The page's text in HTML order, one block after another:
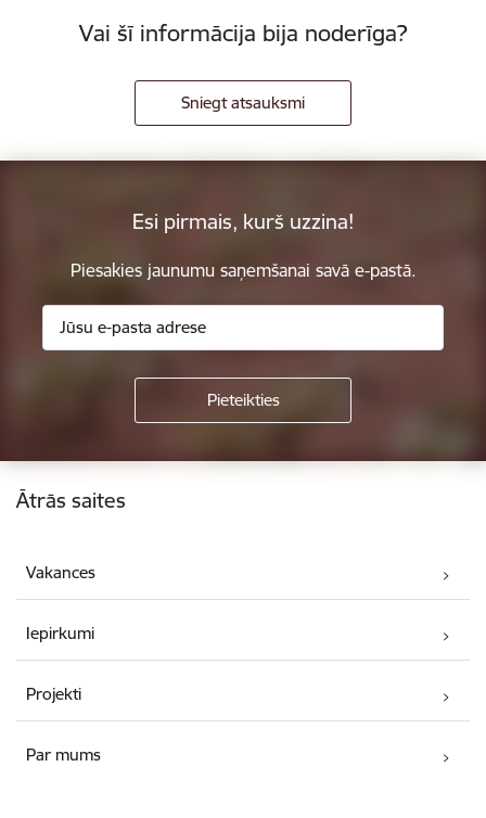
Vai šī informācija bija noderīga?
Sniegt atsauksmi
Esi pirmais, kurš uzzina!
Piesakies jaunumu saņemšanai savā e-pastā.
Kājene
Ātrās saites
Vakances
Iepirkumi
Projekti
Par mums